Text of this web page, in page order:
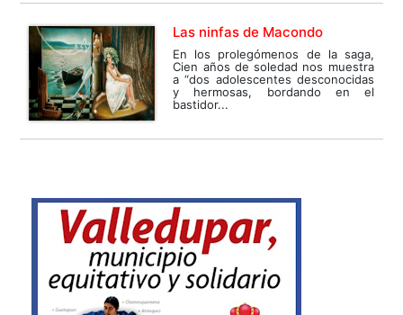
Las ninfas de Macondo
En los prolegómenos de la saga,
Cien años de soledad nos muestra
a “dos adolescentes desconocidas
y hermosas, bordando en el
bastidor...